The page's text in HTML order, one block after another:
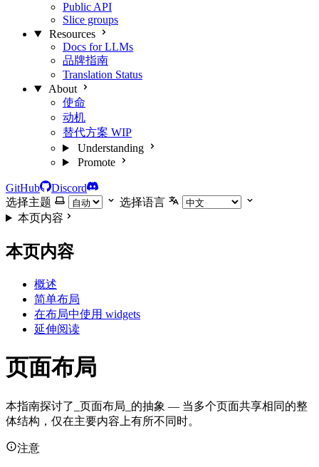
Public API
Slice groups
Resources
Docs for LLMs
品牌指南
Translation Status
About
使命
动机
替代方案 WIP
Understanding
Promote
GitHub
Discord
选择主题
选择语言
本页内容
本页内容
概述
简单布局
在布局中使用 widgets
延伸阅读
页面布局
本指南探讨了_页面布局_的抽象 — 当多个页面共享相同的整
体结构，仅在主要内容上有所不同时。
注意